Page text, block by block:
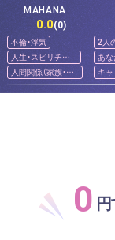
MAHANA
0.0(0)
不倫・浮気
人生・スピリチュ
アル
人間関係（家族・友
人）
2人
あな
キ
0